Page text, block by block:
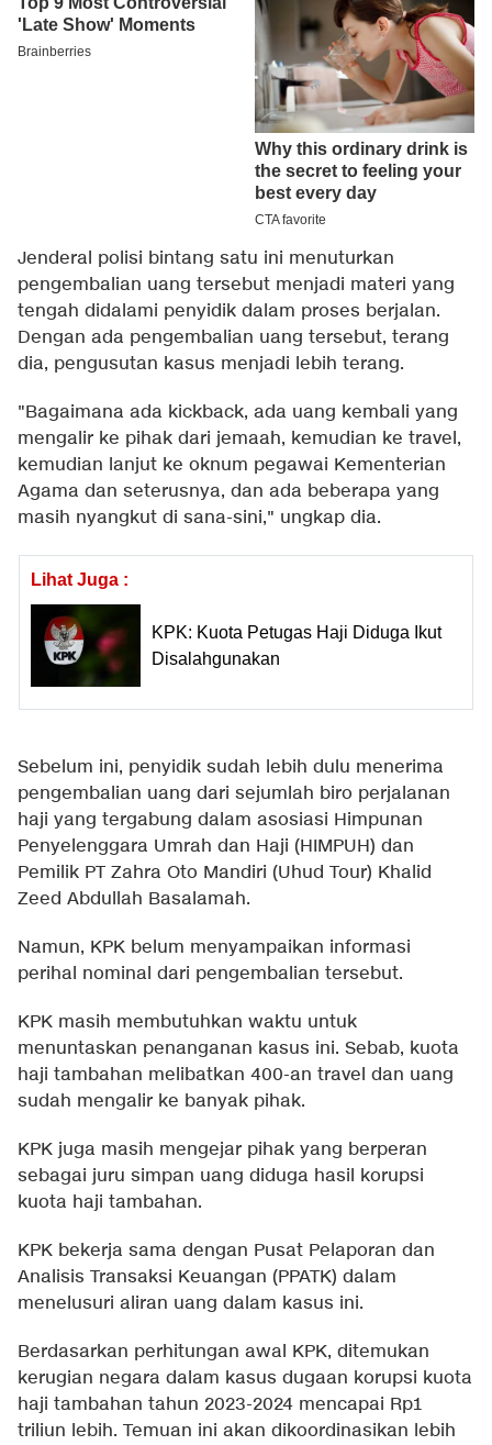
Jenderal polisi bintang satu ini menuturkan
pengembalian uang tersebut menjadi materi yang
tengah didalami penyidik dalam proses berjalan.
Dengan ada pengembalian uang tersebut, terang
dia, pengusutan kasus menjadi lebih terang.
"Bagaimana ada kickback, ada uang kembali yang
mengalir ke pihak dari jemaah, kemudian ke travel,
kemudian lanjut ke oknum pegawai Kementerian
Agama dan seterusnya, dan ada beberapa yang
masih nyangkut di sana-sini," ungkap dia.
Lihat Juga :
KPK: Kuota Petugas Haji Diduga Ikut
Disalahgunakan
Sebelum ini, penyidik sudah lebih dulu menerima
pengembalian uang dari sejumlah biro perjalanan
haji yang tergabung dalam asosiasi Himpunan
Penyelenggara Umrah dan Haji (HIMPUH) dan
Pemilik PT Zahra Oto Mandiri (Uhud Tour) Khalid
Zeed Abdullah Basalamah.
Namun, KPK belum menyampaikan informasi
perihal nominal dari pengembalian tersebut.
KPK masih membutuhkan waktu untuk
menuntaskan penanganan kasus ini. Sebab, kuota
haji tambahan melibatkan 400-an travel dan uang
sudah mengalir ke banyak pihak.
KPK juga masih mengejar pihak yang berperan
sebagai juru simpan uang diduga hasil korupsi
kuota haji tambahan.
KPK bekerja sama dengan Pusat Pelaporan dan
Analisis Transaksi Keuangan (PPATK) dalam
menelusuri aliran uang dalam kasus ini.
Berdasarkan perhitungan awal KPK, ditemukan
kerugian negara dalam kasus dugaan korupsi kuota
haji tambahan tahun 2023-2024 mencapai Rp1
triliun lebih. Temuan ini akan dikoordinasikan lebih